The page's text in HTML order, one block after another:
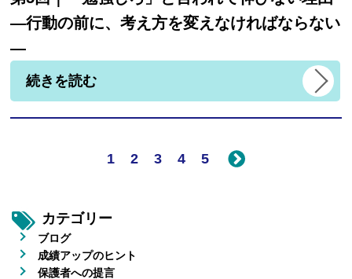
―行動の前に、考え方を変えなければならない
―
続きを読む
1 2 3 4 5
カテゴリー
ブログ
成績アップのヒント
保護者への提言